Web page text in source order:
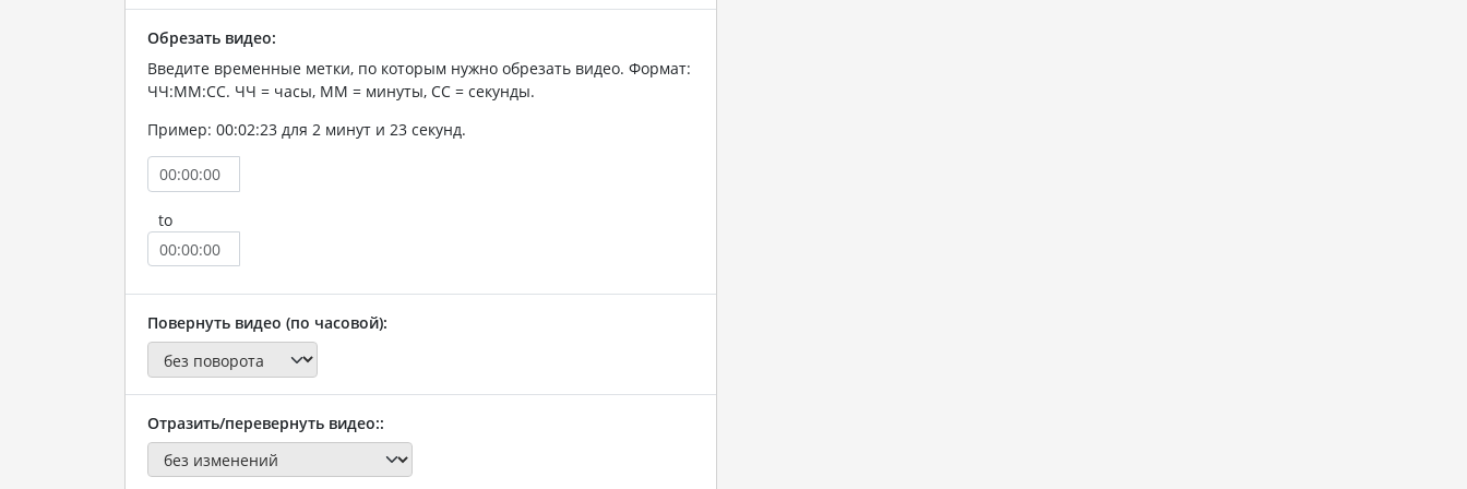
Обрезать видео:
Введите временные метки, по которым нужно обрезать видео. Формат:
ЧЧ:ММ:СС. ЧЧ = часы, ММ = минуты, СС = секунды.
Пример: 00:02:23 для 2 минут и 23 секунд.
to
Повернуть видео (по часовой):
Отразить/перевернуть видео::